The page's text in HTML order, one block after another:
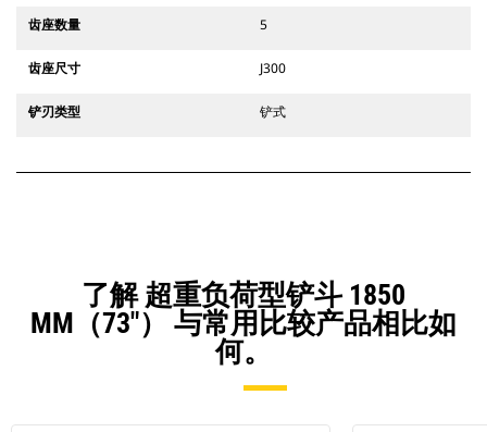
齿座数量 5
齿座尺寸 J300
铲刃类型 铲式
了解 超重负荷型铲斗 1850
MM（73"） 与常用比较产品相比如
何。